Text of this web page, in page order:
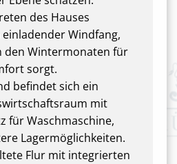
des Hauses
Windfang,
den Wintermonaten für
sorgt.
befindet sich ein
mit
für Waschmaschine,
Lagermöglichkeiten.
Flur mit integrierten